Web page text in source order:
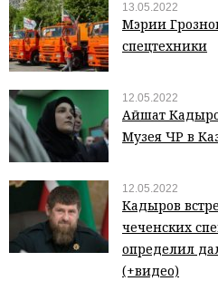
13.05.2022
Мэрии
спецтехники
12.05.2022
Айшат
Музея ЧР в
12.05.2022
Кадыров
чеченских
определил
(+видео)